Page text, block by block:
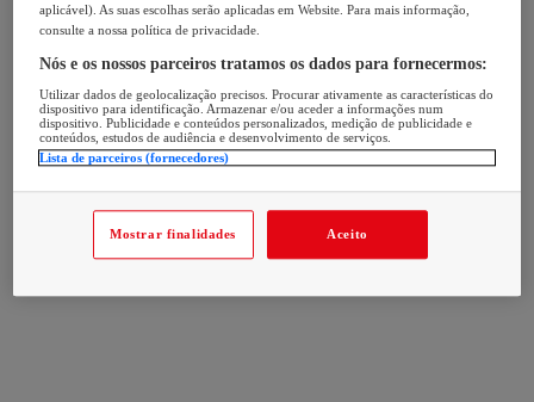
aplicável). As suas escolhas serão aplicadas em Website. Para mais informação,
consulte a nossa política de privacidade.
Nós e os nossos parceiros tratamos os dados para fornecermos:
Utilizar dados de geolocalização precisos. Procurar ativamente as características do
dispositivo para identificação. Armazenar e/ou aceder a informações num
dispositivo. Publicidade e conteúdos personalizados, medição de publicidade e
conteúdos, estudos de audiência e desenvolvimento de serviços.
Lista de parceiros (fornecedores)
Mostrar finalidades Aceito